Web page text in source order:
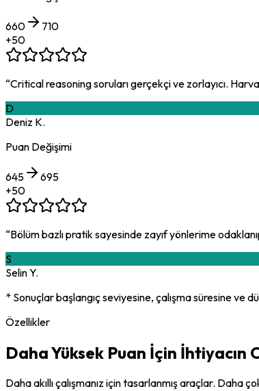
660
710
+50
“Critical reasoning soruları gerçekçi ve zorlayıcı.
D
Deniz K.
Puan Değişimi
645
695
+50
“Bölüm bazlı pratik sayesinde zayıf yönlerime
S
Selin Y.
* Sonuçlar başlangıç seviyesine, çalışma süresine ve
Özellikler
Daha Yüksek Puan İçin İhtiyacın
Daha akıllı çalışmanız için tasarlanmış araçlar. Daha